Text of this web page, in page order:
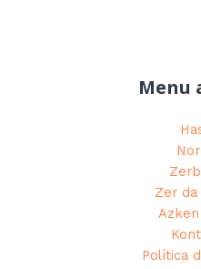
Menu
Zer da
Política